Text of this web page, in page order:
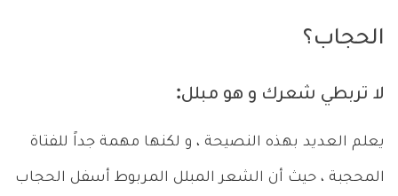
الحجاب؟
لا تربطي شعرك و هو مبلل:
يعلم العديد بهذه النصيحة ، و لكنها مهمة جداً للفتاة
المحجبة ، حيث أن الشعر المبلل المربوط أسفل الحجاب